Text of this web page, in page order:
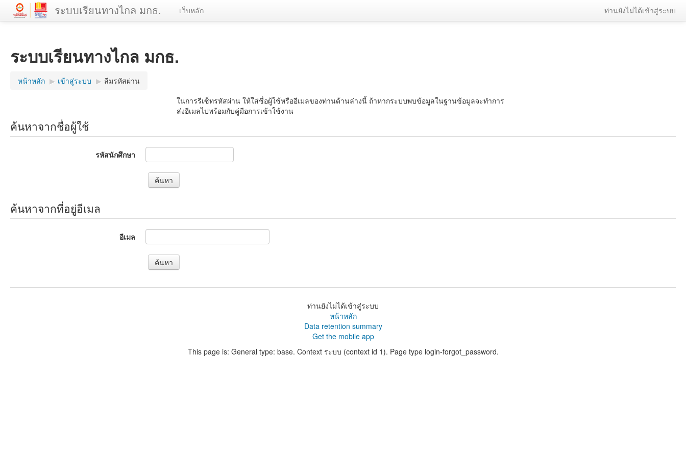
ระบบเรียนทางไกล มกธ. ท่านยังไม่ได้เข้าสู่ระบบ
เว็บหลัก
ระบบเรียนทางไกล มกธ.
หน้าหลัก ▶︎ เข้าสู่ระบบ ▶︎ ลืมรหัสผ่าน
ในการรีเซ็ทรหัสผ่าน ให้ใส่ชื่อผู้ใช้หรืออีเมลของท่านด้านล่างนี้ ถ้าหากระบบพบข้อมูลในฐานข้อมูลจะทำการ
ส่งอีเมลไปพร้อมกับคู่มือการเข้าใช้งาน
ค้นหาจากชื่อผู้ใช้
รหัสนักศึกษา
ค้นหาจากที่อยู่อีเมล
อีเมล
ท่านยังไม่ได้เข้าสู่ระบบ
หน้าหลัก
Data retention summary
Get the mobile app
This page is: General type: base. Context ระบบ (context id 1). Page type login-forgot_password.